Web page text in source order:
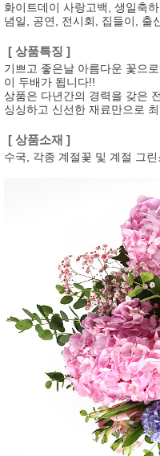
화이트데이 사랑고백, 생일축
념일, 공연, 전시회, 집들이, 출
[ 상품특징 ]
기쁘고 좋은날 아름다운 꽃으
이 두배가 됩니다!!
상품은 다년간의 경력을 갖은
싱싱하고 신선한 재료만으로
[ 상품소재 ]
수국, 각종 계절꽃 및 계절 그